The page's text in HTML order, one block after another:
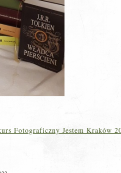
Fotograficzny Jestem Kraków